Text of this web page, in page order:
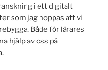
i ett digitalt
som jag hoppas att vi
Både för lärares
hjälp av oss på